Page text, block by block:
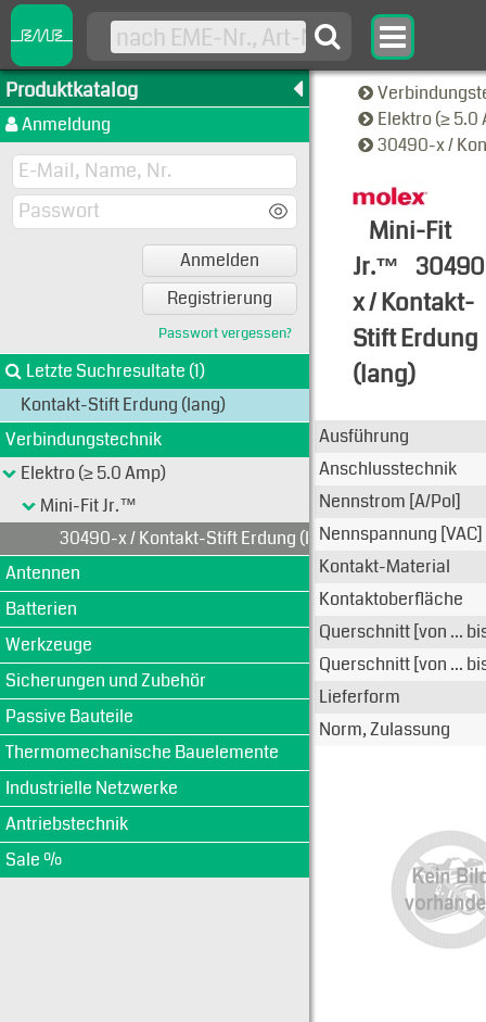
Produktkatalog
Anmeldung
Anmelden
Registrierung
Passwort vergessen?
Letzte Suchresultate (1)
Kontakt-Stift Erdung (lang)
Verbindungstechnik
Elektro (≥ 5.0 Amp)
Mini-Fit Jr.™
30490-x / Kontakt-Stift Erdung (lang)
Antennen
Batterien
Werkzeuge
Sicherungen und Zubehör
Passive Bauteile
Thermomechanische Bauelemente
Industrielle Netzwerke
Antriebstechnik
Sale %
Elektro (≥ 5.0
30490-x /
Mini-Fit
Jr.™
x / Kontakt-
Stift Erdung
(lang)
Typen-
Ausführung
Anschlusstechnik
Nennstrom [A/Pol]
Nennspannung [VAC]
Kontakt-Material
Kontaktoberfläche
Querschnitt [von ...
Querschnitt [von ...
Lieferform
Norm, Zulassung